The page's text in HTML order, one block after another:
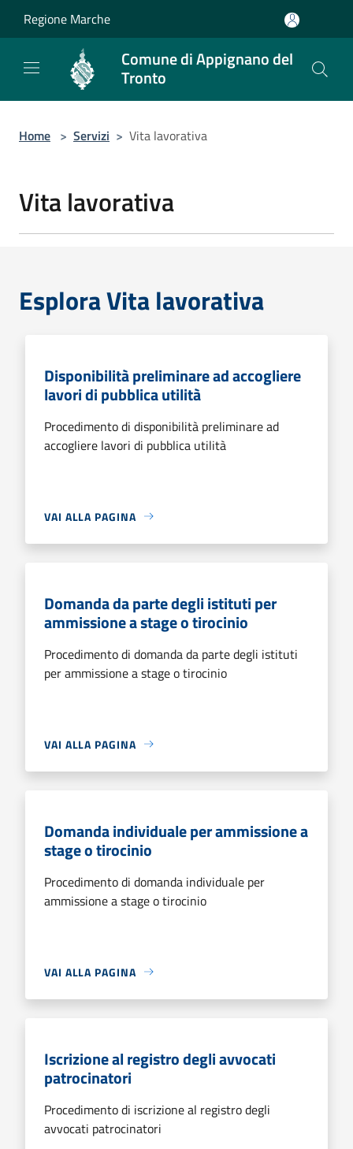
Regione Marche
Comune di Appignano del
Tronto
Home > Servizi > Vita lavorativa
Vita lavorativa
Esplora Vita lavorativa
Disponibilità preliminare ad accogliere
lavori di pubblica utilità
Procedimento di disponibilità preliminare ad
accogliere lavori di pubblica utilità
VAI ALLA PAGINA
Domanda da parte degli istituti per
ammissione a stage o tirocinio
Procedimento di domanda da parte degli istituti
per ammissione a stage o tirocinio
VAI ALLA PAGINA
Domanda individuale per ammissione a
stage o tirocinio
Procedimento di domanda individuale per
ammissione a stage o tirocinio
VAI ALLA PAGINA
Iscrizione al registro degli avvocati
patrocinatori
Procedimento di iscrizione al registro degli
avvocati patrocinatori